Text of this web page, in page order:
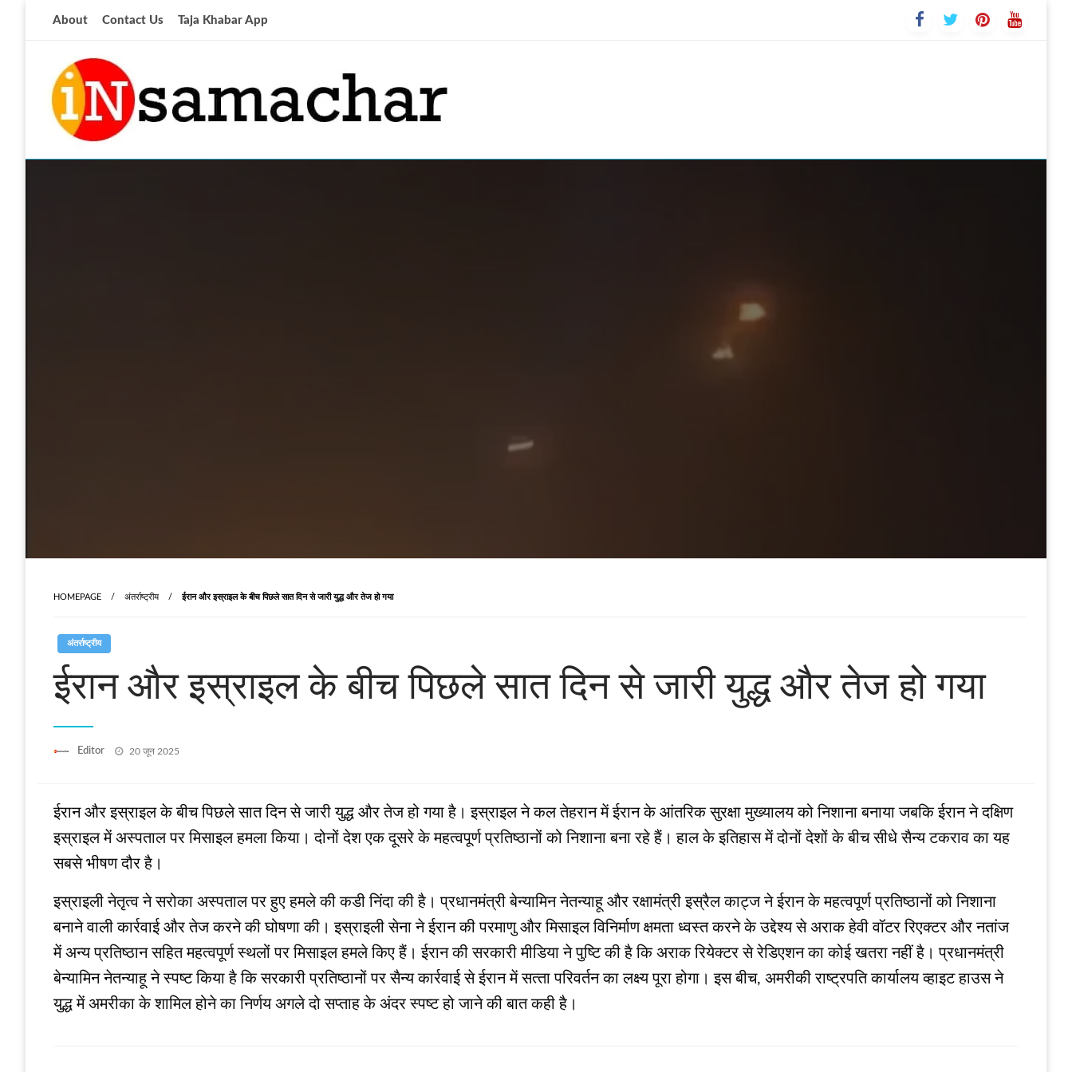
About Contact Us Taja Khabar App
आज की ताजा खबर
HOMEPAGE अंतर्राष्ट्रीय ईरान और इस्राइल के बीच पिछले सात दिन से जारी युद्ध और तेज हो गया
अंतर्राष्ट्रीय
ईरान और इस्राइल के बीच पिछले सात दिन से जारी युद्ध और तेज हो गया
Editor
Posted
20 जून 2025
ईरान और इस्राइल के बीच पिछले सात दिन से जारी युद्ध और तेज हो गया है। इस्राइल ने कल तेहरान में ईरान के आंतरिक सुरक्षा मुख्यालय को निशाना बनाया जबकि ईरान ने दक्षिण
इस्राइल में अस्पताल पर मिसाइल हमला किया। दोनों देश एक दूसरे के महत्वपूर्ण प्रतिष्ठानों को निशाना बना रहे हैं। हाल के इतिहास में दोनों देशों के बीच सीधे सैन्य टकराव का यह
सबसे भीषण दौर है।
इस्राइली नेतृत्‍व ने सरोका अस्‍पताल पर हुए हमले की कडी निंदा की है। प्रधानमंत्री बेन्‍यामिन नेतन्याहू और रक्षामंत्री इस्रैल काट्ज ने ईरान के महत्‍वपूर्ण प्रतिष्‍ठानों को निशाना
बनाने वाली कार्रवाई और तेज करने की घोषणा की। इस्राइली सेना ने ईरान की परमाणु और मिसाइल विनिर्माण क्षमता ध्वस्त करने के उद्देश्‍य से अराक हेवी वॉटर रिएक्‍टर और नतांज
में अन्‍य प्रतिष्‍ठान सहित महत्‍वपूर्ण स्‍थलों पर मिसाइल हमले किए हैं। ईरान की सरकारी मीडिया ने पुष्टि की है कि अराक रियेक्टर से रेडिएशन का कोई खतरा नहीं है। प्रधानमंत्री
बेन्‍यामिन नेतन्याहू ने स्‍पष्‍ट किया है कि सरकारी प्रतिष्‍ठानों पर सैन्‍य कार्रवाई से ईरान में सत्‍ता परिवर्तन का लक्ष्‍य पूरा होगा। इस बीच, अमरीकी राष्‍ट्रपति कार्यालय व्‍हाइट हाउस ने
युद्ध में अमरीका के शामिल होने का निर्णय अगले दो सप्‍ताह के अंदर स्‍पष्‍ट हो जाने की बात कही है।